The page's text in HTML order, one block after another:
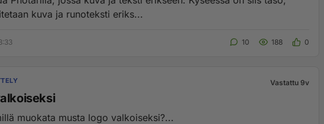
kuva ja runoteksti eriks...
10 188 0
Vastattu 9v
muokata musta logo valkoiseksi?...